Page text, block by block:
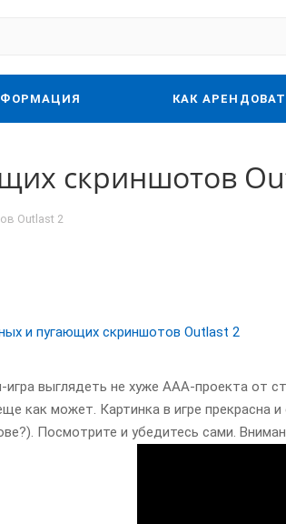
КАК
скриншотов
Outlast 2
выглядеть не хуже ААА-проекта от
как может. Картинка в игре прекрасна
Посмотрите и убедитесь сами.